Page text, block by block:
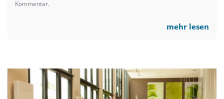
Kommentar.
mehr lesen